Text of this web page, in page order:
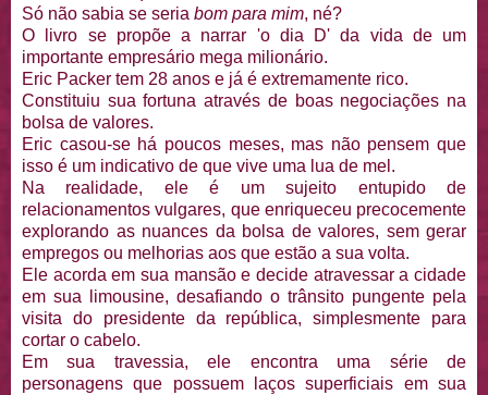
Só não sabia se seria bom para mim, né?
O livro se propõe a narrar 'o dia D' da vida de um
importante empresário mega milionário.
Eric Packer tem 28 anos e já é extremamente rico.
Constituiu sua fortuna através de boas negociações na
bolsa de valores.
Eric casou-se há poucos meses, mas não pensem que
isso é um indicativo de que vive uma lua de mel.
Na realidade, ele é um sujeito entupido de
relacionamentos vulgares, que enriqueceu precocemente
explorando as nuances da bolsa de valores, sem gerar
empregos ou melhorias aos que estão a sua volta.
Ele acorda em sua mansão e decide atravessar a cidade
em sua limousine, desafiando o trânsito pungente pela
visita do presidente da república, simplesmente para
cortar o cabelo.
Em sua travessia, ele encontra uma série de
personagens que possuem laços superficiais em sua